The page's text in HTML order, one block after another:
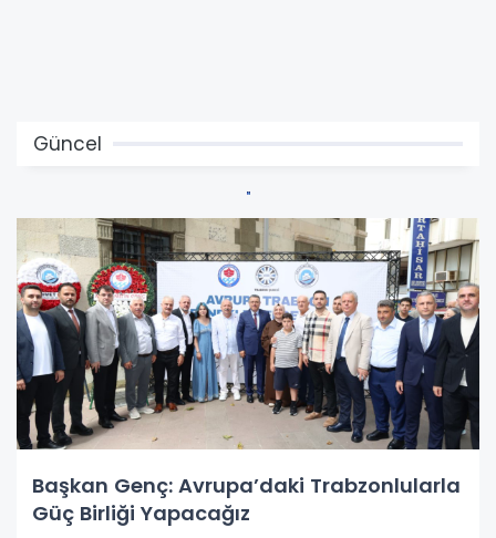
Güncel
Başkan Genç: Avrupa’daki Trabzonlularla
Güç Birliği Yapacağız